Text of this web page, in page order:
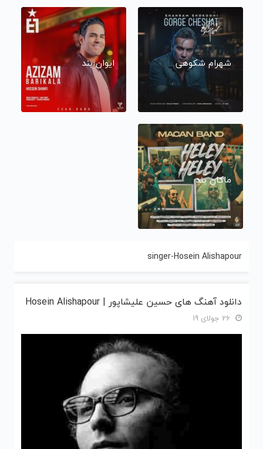
شهرام شکوهی ایوان بند
ماکان بند
singer-Hosein Alishapour
دانلود آهنگ های حسین علیشاپور | Hosein Alishapour